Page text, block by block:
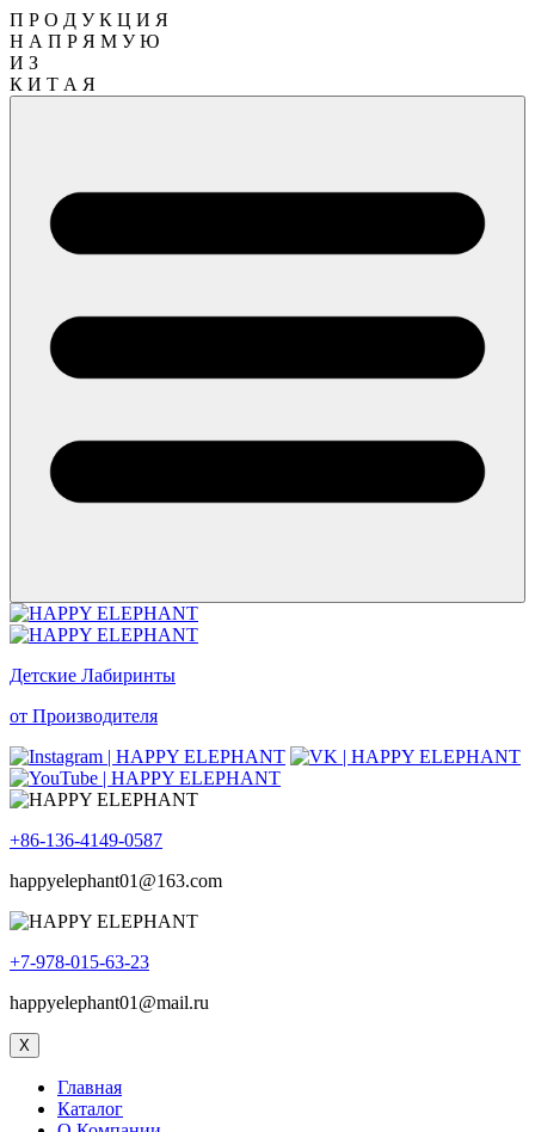
П Р О Д У К Ц И Я
Н А П Р Я М У Ю
И З
К И Т А Я
Детские Лабиринты
от Производителя
+86-136-4149-0587
happyelephant01@163.com
+7-978-015-63-23
happyelephant01@mail.ru
X
Главная
Каталог